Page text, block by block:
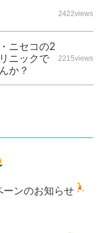
2422views
ニセコの2
ニックで
か？
2215views
ーンのお知らせ